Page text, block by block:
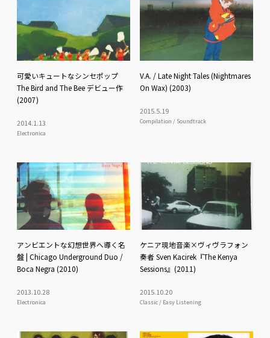
可愛いキュートなシンセポップ
The Bird and The Bee デビュー作
(2007)
2014.1.13
Electronica
V.A. / Late Night Tales (Nightmares
On Wax) (2003)
2015.5.19
Compilation / Soundtrack
アンビエントな幻想世界へ導く名
盤 | Chicago Underground Duo /
Boca Negra (2010)
2013.10.28
Electronica
ケニア現地音楽×ヴィヴラフォン
奏者 Sven Kacirek『The Kenya
Sessions』(2011)
2015.10.20
Classic / Easy Listening